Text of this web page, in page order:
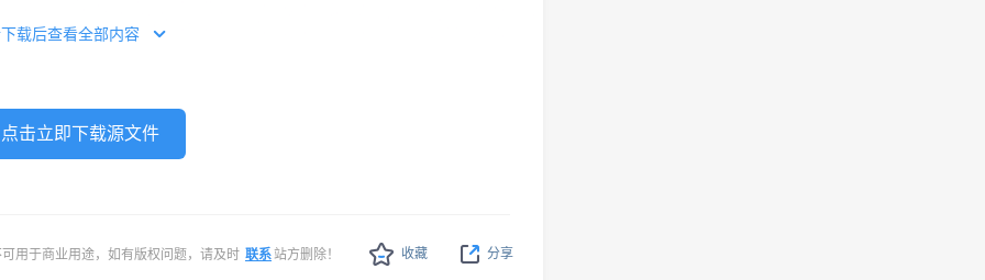
暖通动力系统施工图-图三
载后查看全部内容
点击立即下载源文件
用于商业用途，如有版权问题，请及时 联系站方删除！ 收藏 分享